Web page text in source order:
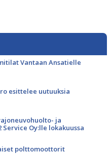
Vantaan Ansatielle
esittelee uutuuksia
ja
Oy:lle lokakuussa
polttomoottorit